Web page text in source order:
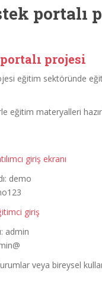
portalı
projesi
eğitim sektöründe
eğitim materyalleri
giriş ekranı
demo
giriş
admin
veya bireysel